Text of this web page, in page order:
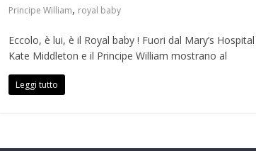
Principe William, royal baby
Eccolo, è lui, è il Royal baby ! Fuori dal Mary’s Hospital
Kate Middleton e il Principe William mostrano al
Leggi tutto